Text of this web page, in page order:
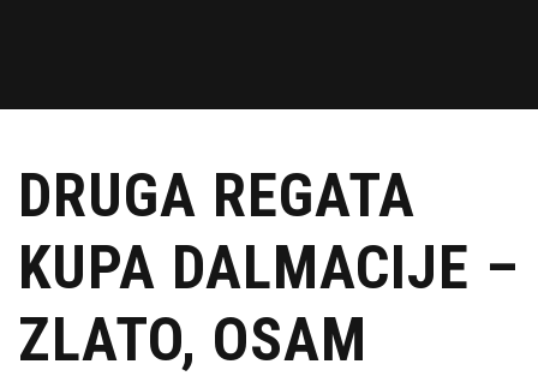
DRUGA REGATA
KUPA DALMACIJE –
ZLATO, OSAM